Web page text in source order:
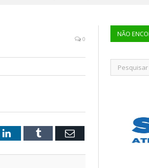
0
LinkedInTumblr Email
NÃO